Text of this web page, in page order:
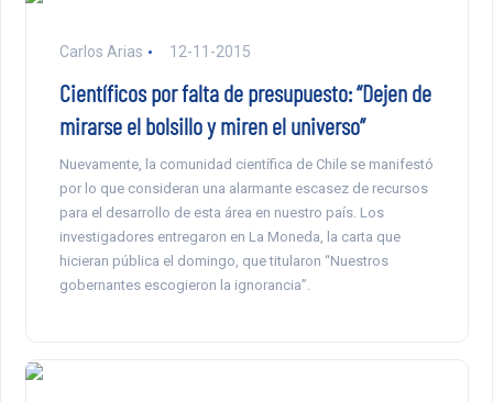
Carlos Arias 12-11-2015
Científicos por falta de presupuesto: “Dejen de
mirarse el bolsillo y miren el universo”
Nuevamente, la comunidad científica de Chile se manifestó
por lo que consideran una alarmante escasez de recursos
para el desarrollo de esta área en nuestro país. Los
investigadores entregaron en La Moneda, la carta que
hicieran pública el domingo, que titularon “Nuestros
gobernantes escogieron la ignorancia”.